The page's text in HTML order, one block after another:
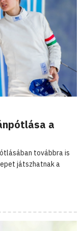
a
továbbra is
játszhatnak a